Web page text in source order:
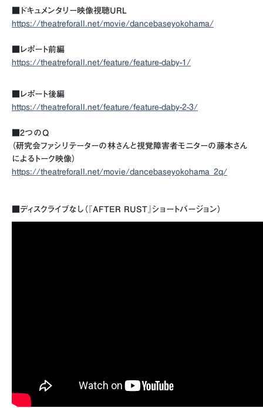
■ドキュメンタリー映像視聴URL
https://theatreforall.net/movie/dancebaseyokohama/
■レポート前編
https://theatreforall.net/feature/feature-daby-1/
■レポート後編
https://theatreforall.net/feature/feature-daby-2-3/
■2つのQ
（研究会ファシリテーターの林さんと視覚障害者モニターの藤本さん
によるトーク映像）
https://theatreforall.net/movie/dancebaseyokohama_2q/
■ディスクライブなし（『AFTER RUST』ショートバージョン）